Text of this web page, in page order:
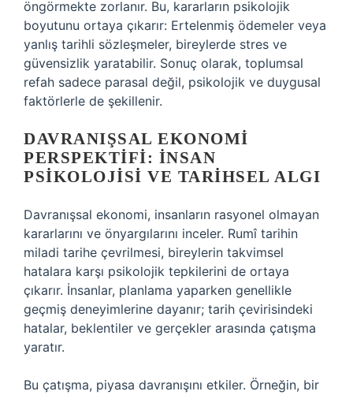
öngörmekte zorlanır. Bu, kararların psikolojik
boyutunu ortaya çıkarır: Ertelenmiş ödemeler veya
yanlış tarihli sözleşmeler, bireylerde stres ve
güvensizlik yaratabilir. Sonuç olarak, toplumsal
refah sadece parasal değil, psikolojik ve duygusal
faktörlerle de şekillenir.
DAVRANIŞSAL EKONOMI
PERSPEKTIFI: İNSAN
PSIKOLOJISI VE TARIHSEL ALGI
Davranışsal ekonomi, insanların rasyonel olmayan
kararlarını ve önyargılarını inceler. Rumî tarihin
miladi tarihe çevrilmesi, bireylerin takvimsel
hatalara karşı psikolojik tepkilerini de ortaya
çıkarır. İnsanlar, planlama yaparken genellikle
geçmiş deneyimlerine dayanır; tarih çevirisindeki
hatalar, beklentiler ve gerçekler arasında çatışma
yaratır.
Bu çatışma, piyasa davranışını etkiler. Örneğin, bir